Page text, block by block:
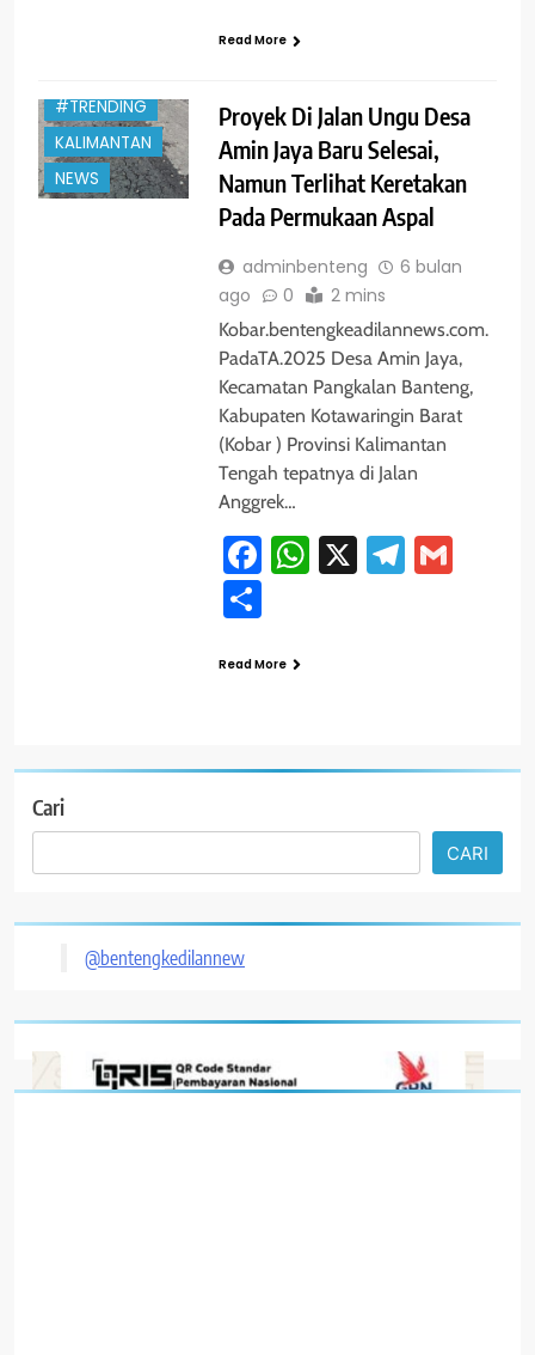
Read More
#TRENDING
KALIMANTAN
NEWS
Proyek Di Jalan Ungu Desa
Amin Jaya Baru Selesai,
Namun Terlihat Keretakan
Pada Permukaan Aspal
adminbenteng
6 bulan
ago
0 2 mins
Kobar.bentengkeadilannews.com.
PadaTA.2025 Desa Amin Jaya,
Kecamatan Pangkalan Banteng,
Kabupaten Kotawaringin Barat
(Kobar ) Provinsi Kalimantan
Tengah tepatnya di Jalan
Anggrek…
Facebook
WhatsApp
X
Share
Read More
Cari
CARI
@bentengkedilannew